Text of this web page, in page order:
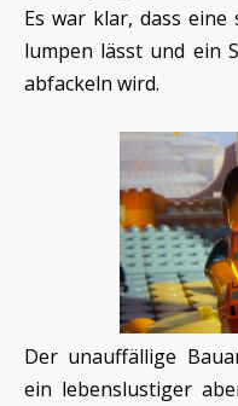
Es war klar, dass
lumpen lässt und ein
abfackeln wird.
Der unauffällige
ein lebenslustiger